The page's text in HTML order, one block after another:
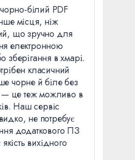
білий PDF
місця, ніж
що зручно для
електронною
зберігання в хмарі.
класичний
чорне й біле без
— це теж можливо в
Наш сервіс
не потребує
додаткового ПЗ
якість вихідного